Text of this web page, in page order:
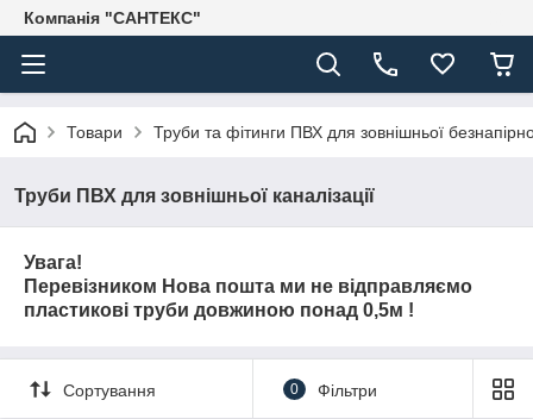
Компанія "САНТЕКС"
Товари Труби та фітинги ПВХ для зовнішньої
Труби ПВХ для зовнішньої каналізації
Увага!
Перевізником Нова пошта ми не відправляємо
пластикові труби довжиною понад 0,5м !
Сортування 0 Фільтри